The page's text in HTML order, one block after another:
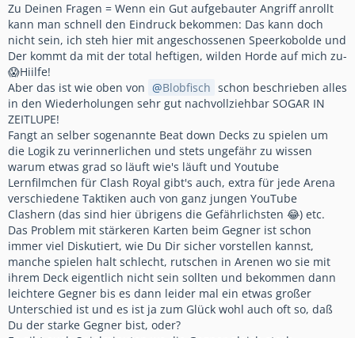
Zu Deinen Fragen = Wenn ein Gut aufgebauter Angriff anrollt
kann man schnell den Eindruck bekommen: Das kann doch
nicht sein, ich steh hier mit angeschossenen Speerkobolde und
Der kommt da mit der total heftigen, wilden Horde auf mich zu-
😱Hiilfe!
Aber das ist wie oben von
Blobfisch schon beschrieben alles
in den Wiederholungen sehr gut nachvollziehbar SOGAR IN
ZEITLUPE!
Fangt an selber sogenannte Beat down Decks zu spielen um
die Logik zu verinnerlichen und stets ungefähr zu wissen
warum etwas grad so läuft wie's läuft und Youtube
Lernfilmchen für Clash Royal gibt's auch, extra für jede Arena
verschiedene Taktiken auch von ganz jungen YouTube
Clashern (das sind hier übrigens die Gefährlichsten 😂) etc.
Das Problem mit stärkeren Karten beim Gegner ist schon
immer viel Diskutiert, wie Du Dir sicher vorstellen kannst,
manche spielen halt schlecht, rutschen in Arenen wo sie mit
ihrem Deck eigentlich nicht sein sollten und bekommen dann
leichtere Gegner bis es dann leider mal ein etwas großer
Unterschied ist und es ist ja zum Glück wohl auch oft so, daß
Du der starke Gegner bist, oder?